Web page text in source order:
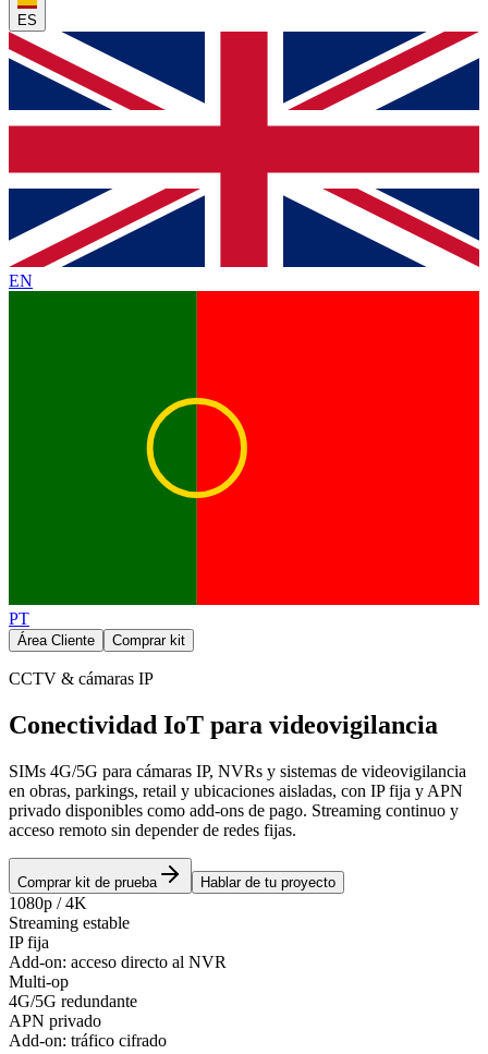
ES
EN
PT
Área Cliente Comprar kit
CCTV & cámaras IP
Conectividad IoT para videovigilancia
SIMs 4G/5G para cámaras IP, NVRs y sistemas de videovigilancia
en obras, parkings, retail y ubicaciones aisladas, con IP fija y APN
privado disponibles como add-ons de pago. Streaming continuo y
acceso remoto sin depender de redes fijas.
Comprar kit de prueba Hablar de tu proyecto
1080p / 4K
Streaming estable
IP fija
Add-on: acceso directo al NVR
Multi-op
4G/5G redundante
APN privado
Add-on: tráfico cifrado